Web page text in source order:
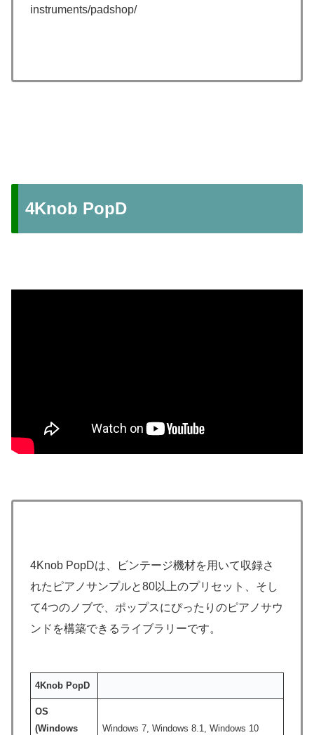
instruments/padshop/
4Knob PopD
4Knob PopDは、ビンテージ機材を用いて収録さ
れたピアノサンプルと80以上のプリセット、そし
て4つのノブで、ポップスにぴったりのピアノサウ
ンドを構築できるライブラリーです。
4Knob PopD
OS
(Windows
Windows 7, Windows 8.1, Windows 10